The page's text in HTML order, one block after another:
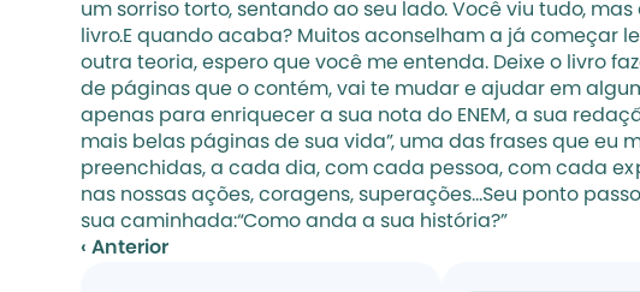
um sorriso torto, sentando ao seu lado. Você viu tudo,
livro.E quando acaba? Muitos aconselham a já começar
outra teoria, espero que você me entenda. Deixe o livro
de páginas que o contém, vai te mudar e ajudar em
apenas para enriquecer a sua nota do ENEM, a sua
mais belas páginas de sua vida”, uma das frases que eu
preenchidas, a cada dia, com cada pessoa, com cada
nas nossas ações, coragens, superações...Seu ponto
sua caminhada:“Como anda a sua história?”
‹ Anterior